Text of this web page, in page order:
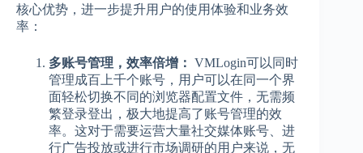
核心优势，进一步提升用户的使用体验和业务效
率：
多账号管理，效率倍增： VMLogin可以同时
管理成百上千个账号，用户可以在同一个界
面轻松切换不同的浏览器配置文件，无需频
繁登录登出，极大地提高了账号管理的效
率。这对于需要运营大量社交媒体账号、进
行广告投放或进行市场调研的用户来说，无